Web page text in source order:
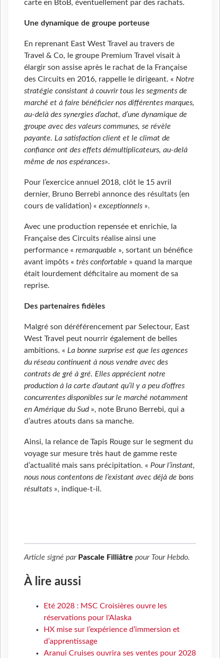
carte en BtoB, éventuellement par des rachats.
Une dynamique de groupe porteuse
En reprenant East West Travel au travers de
Travel & Co, le groupe Premium Travel visait à
élargir son assise après le rachat de la Française
des Circuits en 2016, rappelle le dirigeant. « Notre
stratégie consistant à couvrir tous les segments de
marché et à faire bénéficier nos différentes marques,
au-delà des synergies d’achat, d’une dynamique de
groupe avec des valeurs communes, se révèle
payante. La satisfaction client et le climat de
confiance ont des effets démultiplicateurs, au-delà
même de nos espérances».
Pour l’exercice annuel 2018, clôt le 15 avril
dernier, Bruno Berrebi annonce des résultats (en
cours de validation) « exceptionnels ».
Avec une production repensée et enrichie, la
Française des Circuits réalise ainsi une
performance « remarquable », sortant un bénéfice
avant impôts « très confortable » quand la marque
était lourdement déficitaire au moment de sa
reprise.
Des partenaires fidèles
Malgré son déréférencement par Selectour, East
West Travel peut nourrir également de belles
ambitions. « La bonne surprise est que les agences
du réseau continuent à nous vendre avec des
contrats de gré à gré. Elles apprécient notre
production à la carte d’autant qu’il y a peu d’offres
concurrentes disponibles sur le marché notamment
en Amérique du Sud », note Bruno Berrebi, qui a
d’autres atouts dans sa manche.
Ainsi, la relance de Tapis Rouge sur le segment du
voyage sur mesure très haut de gamme reste
d’actualité mais sans précipitation. « Pour l’instant,
nous nous contentons de l’existant avec déjà de bons
résultats », indique-t-il.
Article signé par Pascale Filliâtre pour Tour Hebdo.
À lire aussi
Eté 2028 : MSC Croisières ouvre les
réservations pour l'Alaska
HX mise sur l’expérience d’immersion et
d’apprentissage
Aranui Cruises ouvrira ses ventes pour 2028